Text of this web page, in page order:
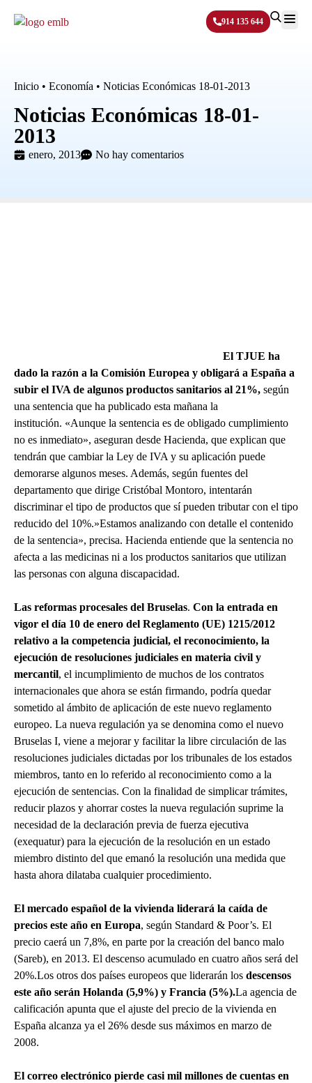
914 135 644
Inicio • Economía • Noticias Económicas 18-01-2013
Noticias Económicas 18-01-
2013
enero, 2013 No hay comentarios
El TJUE ha
dado la razón a la Comisión Europea y obligará a España a
subir el IVA de algunos productos sanitarios al 21%, según
una sentencia que ha publicado esta mañana la
institución. «Aunque la sentencia es de obligado cumplimiento
no es inmediato», aseguran desde Hacienda, que explican que
tendrán que cambiar la Ley de IVA y su aplicación puede
demorarse algunos meses. Además, según fuentes del
departamento que dirige Cristóbal Montoro, intentarán
discriminar el tipo de productos que sí pueden tributar con el tipo
reducido del 10%.»Estamos analizando con detalle el contenido
de la sentencia», precisa. Hacienda entiende que la sentencia no
afecta a las medicinas ni a los productos sanitarios que utilizan
las personas con alguna discapacidad.
Las reformas procesales del Bruselas. Con la entrada en
vigor el día 10 de enero del Reglamento (UE) 1215/2012
relativo a la competencia judicial, el reconocimiento, la
ejecución de resoluciones judiciales en materia civil y
mercantil, el incumplimiento de muchos de los contratos
internacionales que ahora se están firmando, podría quedar
sometido al ámbito de aplicación de este nuevo reglamento
europeo. La nueva regulación ya se denomina como el nuevo
Bruselas I, viene a mejorar y facilitar la libre circulación de las
resoluciones judiciales dictadas por los tribunales de los estados
miembros, tanto en lo referido al reconocimiento como a la
ejecución de sentencias. Con la finalidad de simplicar trámites,
reducir plazos y ahorrar costes la nueva regulación suprime la
necesidad de la declaración previa de fuerza ejecutiva
(exequatur) para la ejecución de la resolución en un estado
miembro distinto del que emanó la resolución una medida que
hasta ahora dilataba cualquier procedimiento.
El mercado español de la vivienda liderará la caída de
precios este año en Europa, según Standard & Poor’s. El
precio caerá un 7,8%, en parte por la creación del banco malo
(Sareb), en 2013. El descenso acumulado en cuatro años será del
20%.Los otros dos países europeos que liderarán los descensos
este año serán Holanda (5,9%) y Francia (5%).La agencia de
calificación apunta que el ajuste del precio de la vivienda en
España alcanza ya el 26% desde sus máximos en marzo de
2008.
El correo electrónico pierde casi mil millones de cuentas en